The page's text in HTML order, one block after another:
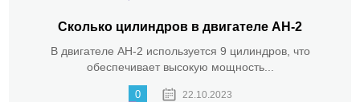
Сколько цилиндров в двигателе АН-2
В двигателе АН-2 используется 9 цилиндров, что
обеспечивает высокую мощность...
0 22.10.2023